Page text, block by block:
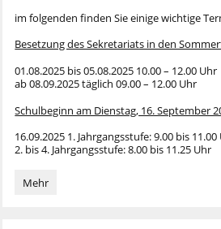
im folgenden finden Sie einige wichtige
Besetzung des Sekretariats in den
01.08.2025 bis 05.08.2025 10.00 – 12.00 Uhr
ab 08.09.2025 täglich 09.00 – 12.00 Uhr
Schulbeginn am Dienstag, 16. September
16.09.2025 1. Jahrgangsstufe: 9.00 bis 11.00
2. bis 4. Jahrgangsstufe: 8.00 bis 11.25 Uhr
Aktuelles:
Mehr